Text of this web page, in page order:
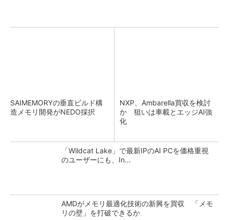
SAIMEMORYの垂直ビルド構
造メモリ開発がNEDO採択
NXP、Ambarella買収を検討
か 狙いは車載とエッジAI強
化
「Wildcat Lake」で最新IPのAI PCを価格重視
のユーザーにも、In...
AMDがメモリ最適化技術の新興を買収 「メモ
リの壁」を打破できるか